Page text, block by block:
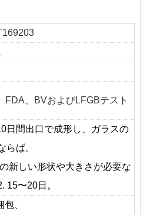
FDA、BVおよびLFGBテスト
日間出口で成形し、ガラスの
らば。
新しい形状や大きさが必要な
15〜20日。
、